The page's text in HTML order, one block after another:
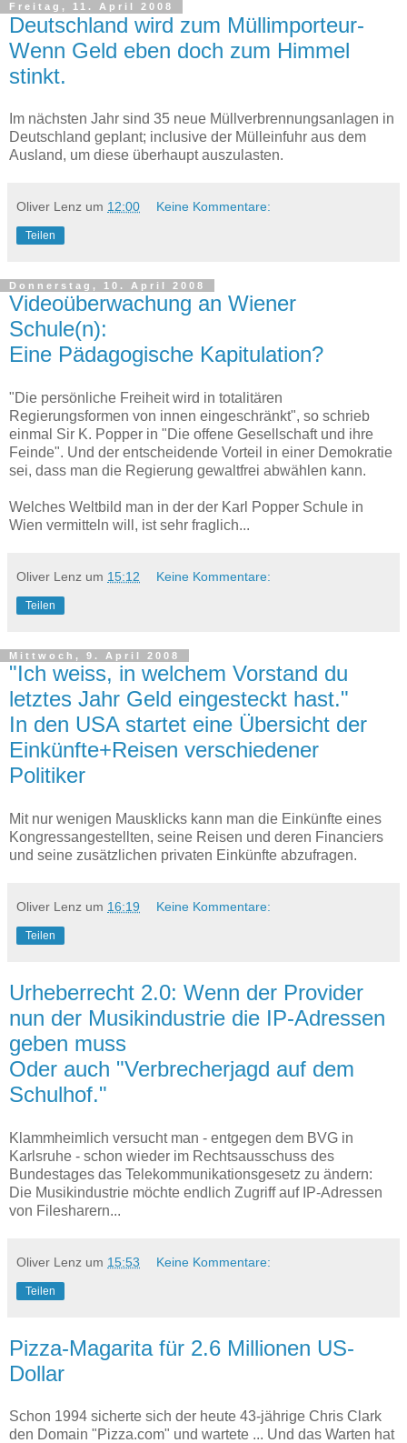
Freitag, 11. April 2008
Deutschland wird zum Müllimporteur-
Wenn Geld eben doch zum Himmel
stinkt.
Im nächsten Jahr sind 35 neue Müllverbrennungsanlagen in
Deutschland geplant; inclusive der Mülleinfuhr aus dem
Ausland, um diese überhaupt auszulasten.
Oliver Lenz um 12:00 Keine Kommentare:
Teilen
Donnerstag, 10. April 2008
Videoüberwachung an Wiener
Schule(n):
Eine Pädagogische Kapitulation?
"Die persönliche Freiheit wird in totalitären
Regierungsformen von innen eingeschränkt", so schrieb
einmal Sir K. Popper in "Die offene Gesellschaft und ihre
Feinde". Und der entscheidende Vorteil in einer Demokratie
sei, dass man die Regierung gewaltfrei abwählen kann.
Welches Weltbild man in der der Karl Popper Schule in
Wien vermitteln will, ist sehr fraglich...
Oliver Lenz um 15:12 Keine Kommentare:
Teilen
Mittwoch, 9. April 2008
"Ich weiss, in welchem Vorstand du
letztes Jahr Geld eingesteckt hast."
In den USA startet eine Übersicht der
Einkünfte+Reisen verschiedener
Politiker
Mit nur wenigen Mausklicks kann man die Einkünfte eines
Kongressangestellten, seine Reisen und deren Financiers
und seine zusätzlichen privaten Einkünfte abzufragen.
Oliver Lenz um 16:19 Keine Kommentare:
Teilen
Urheberrecht 2.0: Wenn der Provider
nun der Musikindustrie die IP-Adressen
geben muss
Oder auch "Verbrecherjagd auf dem
Schulhof."
Klammheimlich versucht man - entgegen dem BVG in
Karlsruhe - schon wieder im Rechtsausschuss des
Bundestages das Telekommunikationsgesetz zu ändern:
Die Musikindustrie möchte endlich Zugriff auf IP-Adressen
von Filesharern...
Oliver Lenz um 15:53 Keine Kommentare:
Teilen
Pizza-Magarita für 2.6 Millionen US-
Dollar
Schon 1994 sicherte sich der heute 43-jährige Chris Clark
den Domain "Pizza.com" und wartete ... Und das Warten hat